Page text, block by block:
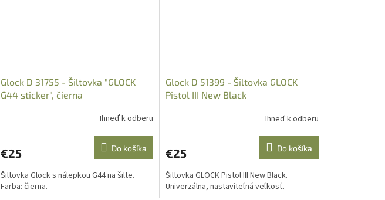
Glock D 31755 - Šiltovka "GLOCK
G44 sticker", čierna
Ihneď k odberu
€25 Do košíka
Šiltovka Glock s nálepkou G44 na šilte.
Farba: čierna.
Glock D 51399 - Šiltovka GLOCK
Pistol III New Black
Ihneď k odberu
€25 Do košíka
Šiltovka GLOCK Pistol III New Black.
Univerzálna, nastaviteľná veľkosť.